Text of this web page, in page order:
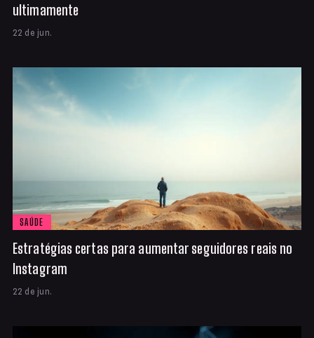
ultimamente
22 de jun.
SAÚDE
Estratégias certas para aumentar seguidores reais no
Instagram
22 de jun.